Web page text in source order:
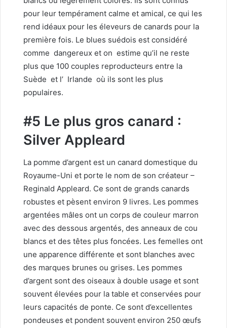
pour leur tempérament calme et amical, ce qui les
rend idéaux pour les éleveurs de canards pour la
première fois. Le blues suédois est considéré
comme dangereux et on estime qu’il ne reste
plus que 100 couples reproducteurs entre la
Suède et l’ Irlande où ils sont les plus
populaires.
#5 Le plus gros canard :
Silver Appleard
La pomme d’argent est un canard domestique du
Royaume-Uni et porte le nom de son créateur –
Reginald Appleard. Ce sont de grands canards
robustes et pèsent environ 9 livres. Les pommes
argentées mâles ont un corps de couleur marron
avec des dessous argentés, des anneaux de cou
blancs et des têtes plus foncées. Les femelles ont
une apparence différente et sont blanches avec
des marques brunes ou grises. Les pommes
d’argent sont des oiseaux à double usage et sont
souvent élevées pour la table et conservées pour
leurs capacités de ponte. Ce sont d’excellentes
pondeuses et pondent souvent environ 250 œufs